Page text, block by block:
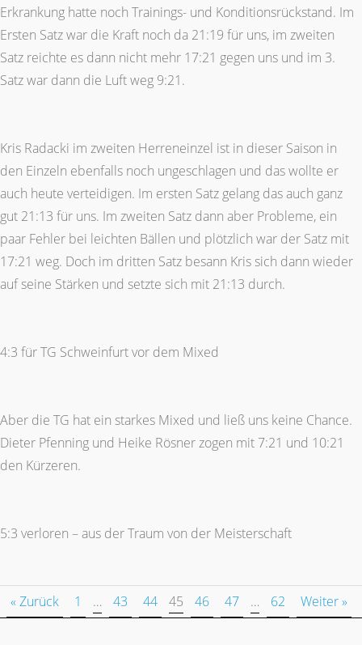
Erkrankung hatte noch Trainings- und Konditionsrückstand. Im
Ersten Satz war die Kraft noch da 21:19 für uns, im zweiten
Satz reichte es dann nicht mehr 17:21 gegen uns und im 3.
Satz war dann die Luft weg 9:21.
Kris Radacki im zweiten Herreneinzel ist in dieser Saison in
den Einzeln ebenfalls noch ungeschlagen und das wollte er
auch heute verteidigen. Im ersten Satz gelang das auch ganz
gut 21:13 für uns. Im zweiten Satz dann aber Probleme, ein
paar Fehler bei leichten Bällen und plötzlich war der Satz mit
17:21 weg. Doch im dritten Satz besann Kris sich dann wieder
auf seine Stärken und setzte sich mit 21:13 durch.
4:3 für TG Schweinfurt vor dem Mixed
Aber die TG hat ein starkes Mixed und ließ uns keine Chance.
Dieter Pfenning und Heike Rösner zogen mit 7:21 und 10:21
den Kürzeren.
5:3 verloren – aus der Traum von der Meisterschaft
« Zurück 1 … 43 44 45 46 47 … 62 Weiter »